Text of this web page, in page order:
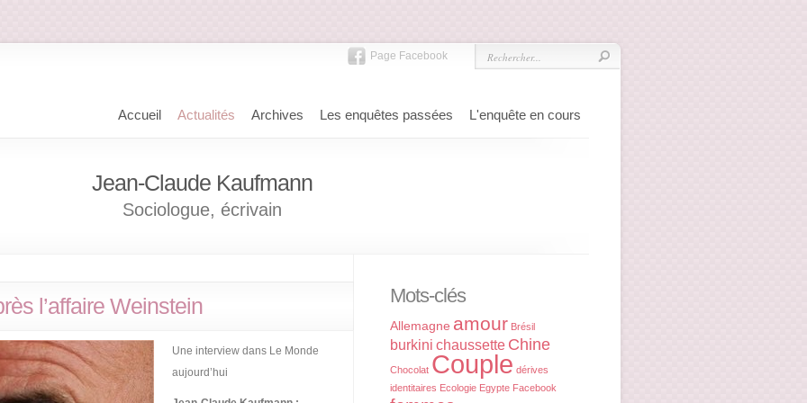
Accueil Actualités Archives Les enquêtes passées L'enquête en cours
Jean-Claude Kaufmann
Sociologue, écrivain
Page Facebook
l’affaire Weinstein
Une interview dans Le Monde
aujourd’hui
Mots-clés
Allemagne amour Brésil
burkini chaussette Chine
Chocolat Couple dérives
identitaires Ecologie Egypte Facebook